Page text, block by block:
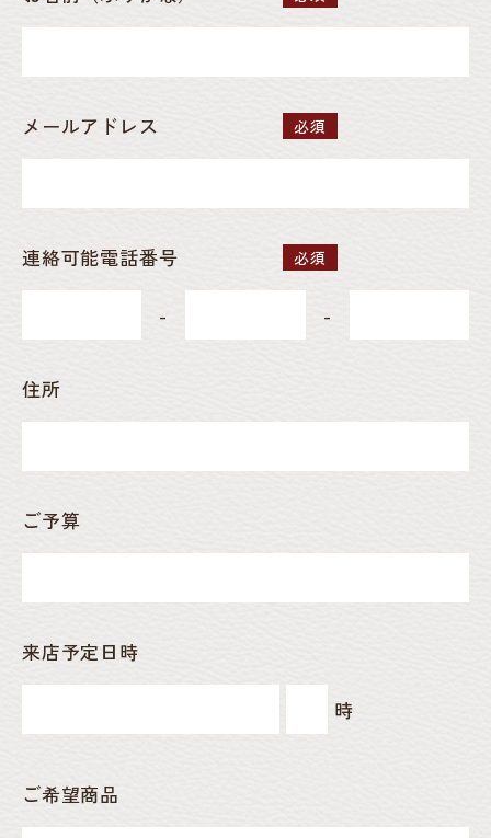
メールアドレス 必須
連絡可能電話番号 必須
- -
住所
ご予算
来店予定日時
時
ご希望商品